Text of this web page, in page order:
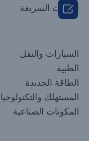
الأدوات السريعة
السيارات والنقل
الطبية
الطاقة الجديدة
المستهلك والتكنولوجيا
المكونات الصناعية
